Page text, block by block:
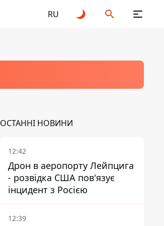
RU
ОСТАННІ НОВИНИ
12:42
Дрон в аеропорту Лейпцига
- розвідка США пов'язує
інцидент з Росією
12:39